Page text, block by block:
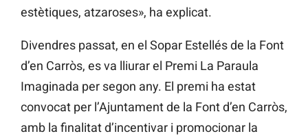
estètiques, atzaroses», ha explicat.
Divendres passat, en el Sopar Estellés de la Font
d’en Carròs, es va lliurar el Premi La Paraula
Imaginada per segon any. El premi ha estat
convocat per l’Ajuntament de la Font d’en Carròs,
amb la finalitat d’incentivar i promocionar la